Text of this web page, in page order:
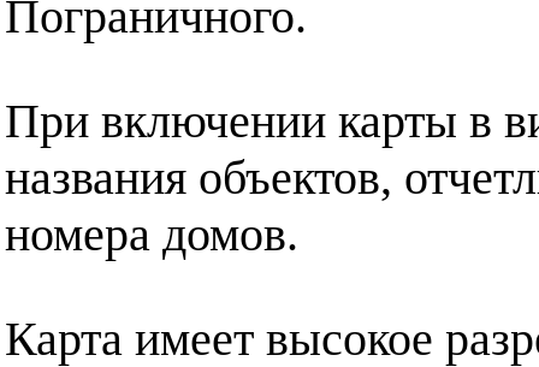
Пограничного.
При включении карты в
названия объектов,
номера домов.
Карта имеет высокое